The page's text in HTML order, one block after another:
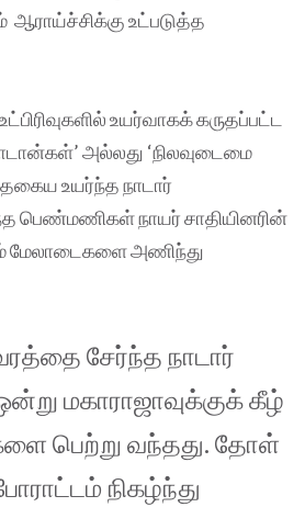
ஆராய்ச்சிக்கு உட்படுத்த
உயர்வாகக் கருதப்பட்ட
அல்லது ‘நிலவுடைமை
உயர்ந்த நாடார்
பெண்மணிகள் நாயர் சாதியினரின்
மேலாடைகளை அணிந்து
சேர்ந்த நாடார்
மகாராஜாவுக்குக் கீழ்
பெற்று வந்தது. தோள்
நிகழ்ந்து